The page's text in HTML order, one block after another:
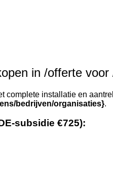
in /offerte
complete installatie en
bedrijven/organisaties}.
subsidie €725):